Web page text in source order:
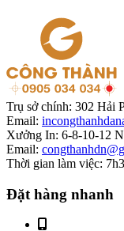
Trụ sở chính: 302 Hải
Email:
Xưởng In: 6-8-10-12
Email:
Thời gian làm việc:
Đặt hàng nhanh